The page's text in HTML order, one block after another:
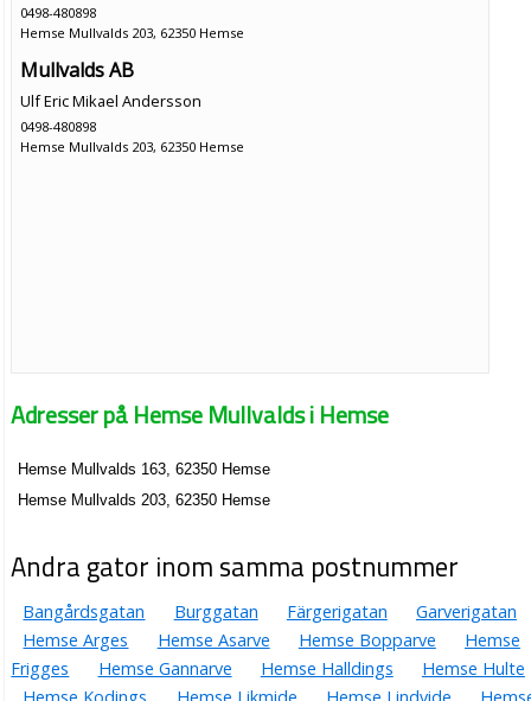
0498-480898
Hemse Mullvalds 203, 62350 Hemse
Mullvalds AB
Ulf Eric Mikael Andersson
0498-480898
Hemse Mullvalds 203, 62350 Hemse
Adresser på Hemse Mullvalds i Hemse
Hemse Mullvalds 163, 62350 Hemse
Hemse Mullvalds 203, 62350 Hemse
Andra gator inom samma postnummer
Bangårdsgatan Burggatan Färgerigatan
Garverigatan
Hemse Arges
Hemse Asarve Hemse Bopparve
Hemse
Frigges
Hemse Gannarve Hemse Halldings
Hemse Hulte
Hemse Kodings
Hemse Likmide Hemse Lindvide